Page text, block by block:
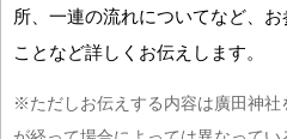
所、一連の流れについてなど、
ことなど詳しくお伝えします。
※ただしお伝えする内容は廣田神社